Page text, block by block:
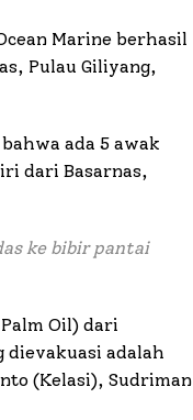
Marine berhasil
Pulau Giliyang,
ada 5 awak
dari Basarnas,
ke bibir pantai
Oil) dari
dievakuasi adalah
(Kelasi), Sudriman